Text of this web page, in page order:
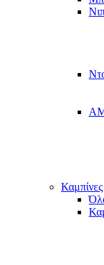
Καμπίνες